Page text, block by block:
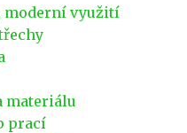
moderní využití
materiálu
prací